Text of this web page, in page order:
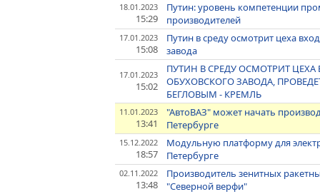
18.01.2023
15:29
Путин: уровень компетенции
производителей
17.01.2023
15:08
Путин в среду осмотрит цеха
завода
17.01.2023
15:02
ПУТИН В СРЕДУ ОСМОТРИТ
ОБУХОВСКОГО ЗАВОДА,
БЕГЛОВЫМ - КРЕМЛЬ
11.01.2023
13:41
"АвтоВАЗ" может начать
Петербурге
15.12.2022
18:57
Модульную платформу для
Петербурге
02.11.2022
13:48
Производитель зенитных
"Северной верфи"